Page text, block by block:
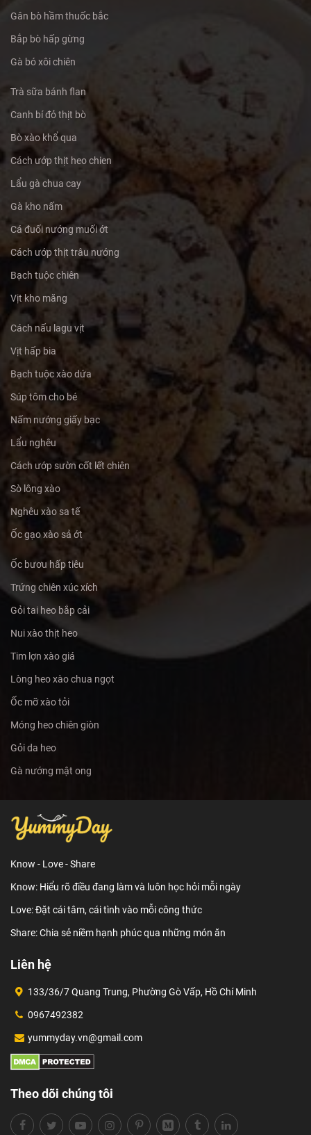
Gân bò hầm thuốc bắc
Bắp bò hấp gừng
Gà bó xôi chiên
Trà sữa bánh flan
Canh bí đỏ thịt bò
Bò xào khổ qua
Cách ướp thịt heo chien
Lẩu gà chua cay
Gà kho nấm
Cá đuối nướng muối ớt
Cách ướp thịt trâu nướng
Bạch tuộc chiên
Vịt kho măng
Cách nấu lagu vịt
Vịt hấp bia
Bạch tuộc xào dứa
Súp tôm cho bé
Nấm nướng giấy bạc
Lẩu nghêu
Cách ướp sườn cốt lết chiên
Sò lông xào
Nghêu xào sa tế
Ốc gạo xào sả ớt
Ốc bươu hấp tiêu
Trứng chiên xúc xích
Gỏi tai heo bắp cải
Nui xào thịt heo
Tim lợn xào giá
Lòng heo xào chua ngọt
Ốc mỡ xào tỏi
Móng heo chiên giòn
Gỏi da heo
Gà nướng mật ong
Know - Love - Share
Know: Hiểu rõ điều đang làm và luôn học hỏi mỗi ngày
Love: Đặt cái tâm, cái tình vào mỗi công thức
Share: Chia sẻ niềm hạnh phúc qua những món ăn
Liên hệ
133/36/7 Quang Trung, Phường Gò Vấp, Hồ Chí Minh
0967492382
yummyday.vn@gmail.com
Theo dõi chúng tôi